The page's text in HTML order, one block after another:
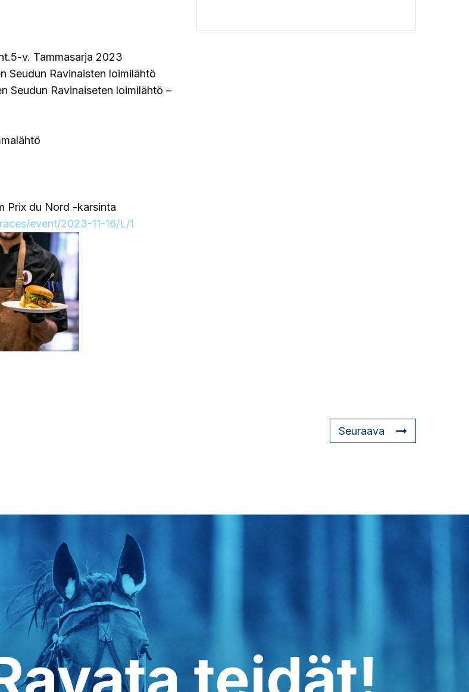
v. Tammasarja 2023
Seudun Ravinaisten loimilähtö
Seudun Ravinaiseten loimilähtö –
Prix du Nord -karsinta
event/2023-11-16/L/1
Seuraava